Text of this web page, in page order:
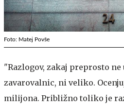
Foto: Matej Povše
"Razlogov, zakaj preprosto
zavarovalnic, ni veliko.
milijona. Približno toliko je